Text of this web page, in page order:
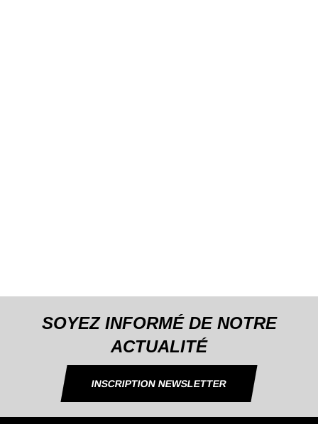
SOYEZ INFORMÉ DE NOTRE
ACTUALITÉ
INSCRIPTION NEWSLETTER